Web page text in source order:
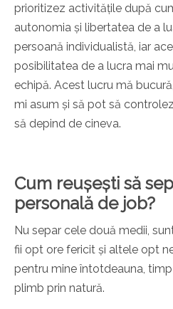
prioritizez activitățile după
autonomia și libertatea de a
persoană individualistă, iar
posibilitatea de a lucra mai
echipă. Acest lucru mă
mi asum și să pot să
să depind de cineva.
Cum reușești să
personală de job?
Nu separ cele două medii,
fii opt ore fericit și altele opt
pentru mine întotdeauna,
plimb prin natură.